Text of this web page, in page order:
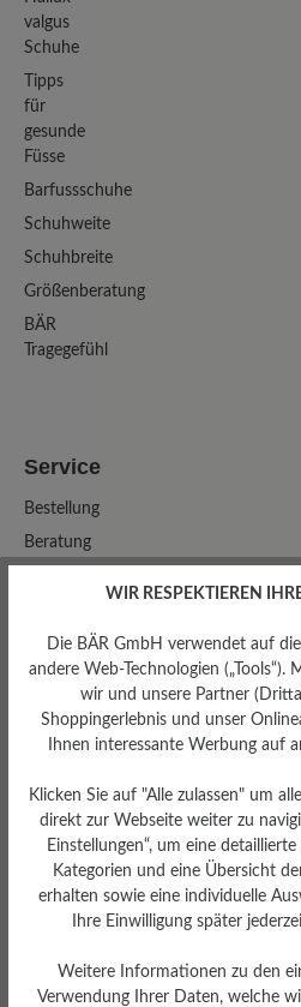
valgus
Schuhe
Tipps
für
gesunde
Füsse
Barfussschuhe
Schuhweite
Schuhbreite
Größenberatung
BÄR
Tragegefühl
Service
Bestellung
Beratung
Onlinekatalog
Katalog
anfordern
Newsletter
Freunde
werben
Freunde
FAQ
Kontakt
WIR RESPEKTIEREN
Die BÄR GmbH verwendet auf
andere Web-Technologien
wir und unsere Partner
Shoppingerlebnis und unser
Ihnen interessante Werbung auf
Klicken Sie auf "Alle zulassen" um
direkt zur Webseite weiter zu
Einstellungen“, um eine
Kategorien und eine Übersicht
erhalten sowie eine individuelle
Ihre Einwilligung später
Weitere Informationen zu den
Verwendung Ihrer Daten, welche